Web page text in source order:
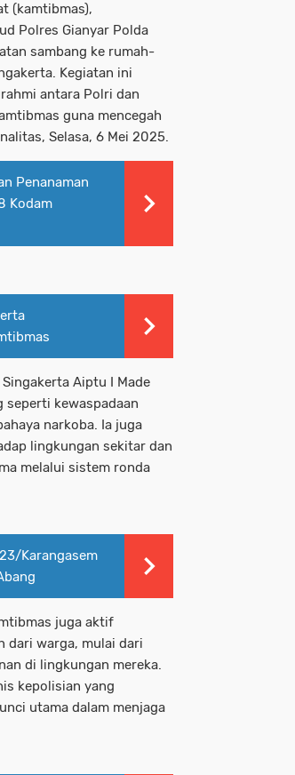
(kamtibmas),
Polres Gianyar Polda
sambang ke rumah-
Kegiatan ini
antara Polri dan
guna mencegah
Selasa, 6 Mei 2025.
Penanaman
Kodam
Aiptu I Made
seperti kewaspadaan
narkoba. Ia juga
lingkungan sekitar dan
melalui sistem ronda
Karangasem
juga aktif
dari warga, mulai dari
di lingkungan mereka.
kepolisian yang
utama dalam menjaga